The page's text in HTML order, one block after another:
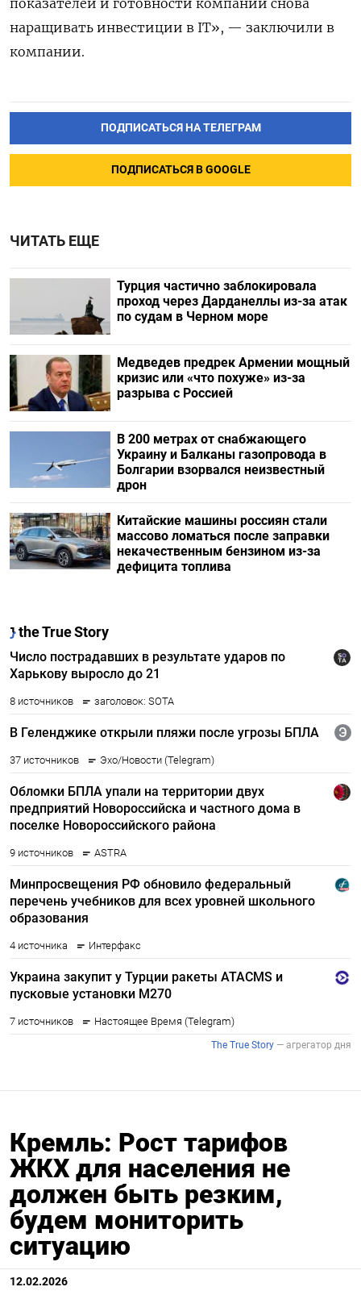
наращивать инвестиции в IT», — заключили в
компании.
ПОДПИСАТЬСЯ НА ТЕЛЕГРАМ
ПОДПИСАТЬСЯ В GOOGLE
ЧИТАТЬ ЕЩЕ
Турция частично заблокировала
проход через Дарданеллы из-за атак
по судам в Черном море
Медведев предрек Армении мощный
кризис или «что похуже» из-за
разрыва с Россией
В 200 метрах от снабжающего
Украину и Балканы газопровода в
Болгарии взорвался неизвестный
дрон
Китайские машины россиян стали
массово ломаться после заправки
некачественным бензином из-за
дефицита топлива
Кремль: Рост тарифов
ЖКХ для населения не
должен быть резким,
будем мониторить
ситуацию
12.02.2026